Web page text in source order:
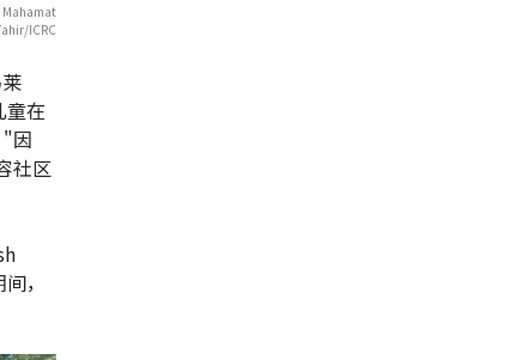
Mahamat
ICRC
童在
因
社区
，